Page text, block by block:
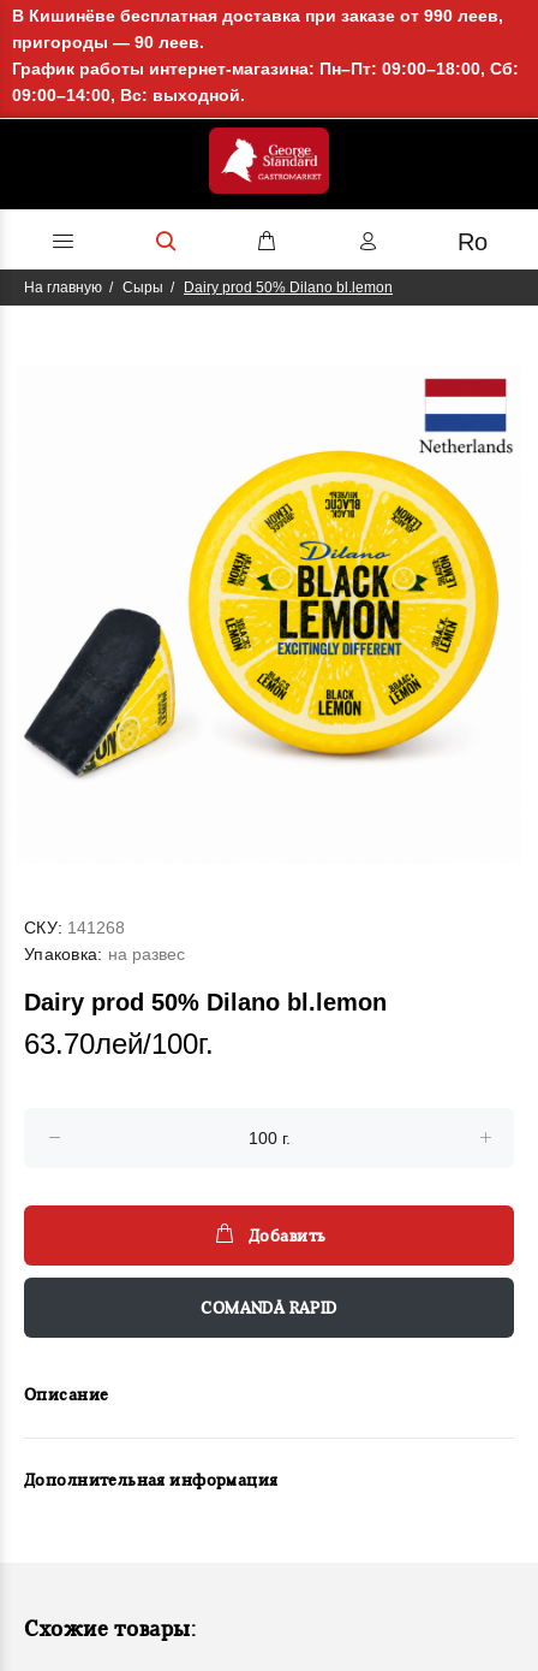
В Кишинёве бесплатная доставка при заказе от 990 леев,
пригороды — 90 леев.
График работы интернет-магазина: Пн–Пт: 09:00–18:00, Сб:
09:00–14:00, Вс: выходной.
Ro
На главную Сыры Dairy prod 50% Dilano bl.lemon
СКУ: 141268
Упаковка: на развес
Dairy prod 50% Dilano bl.lemon
63.70лей/100г.
Добавить
COMANDĂ RAPID
Описание
Дополнительная информация
Схожие товары: